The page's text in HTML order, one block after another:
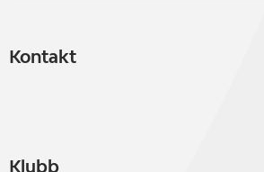
Kontakt
Klubb